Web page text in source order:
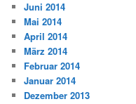
Juni 2014
Mai 2014
April 2014
März 2014
Februar 2014
Januar 2014
Dezember 2013